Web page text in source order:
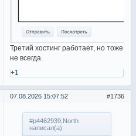
Третий хостинг работает, но тоже
не всегда.
+1
1736
07.08.2026 15:07:52
#p4462939,North
написал(а):